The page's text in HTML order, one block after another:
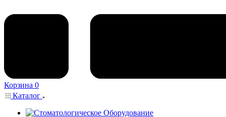
Корзина 0
Каталог